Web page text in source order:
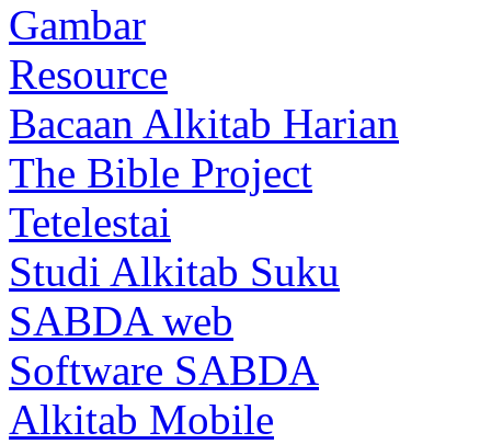
Gambar
Resource
Bacaan Alkitab Harian
The Bible Project
Tetelestai
Studi Alkitab Suku
SABDA web
Software SABDA
Alkitab Mobile